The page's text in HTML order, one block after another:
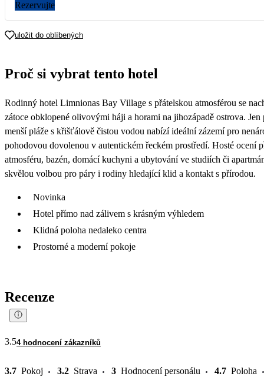
15 699
13 969 14 249
12 959
Rezervujte
uložit do oblíbených
Proč si vybrat tento hotel
Rodinný hotel Limnionas Bay Village s přátelskou atmosférou se
zátoce obklopené olivovými háji a horami na jihozápadě ostrova.
menší pláže s křišťálově čistou vodou nabízí ideální zázemí pro
pohodovou dovolenou v autentickém řeckém prostředí. Hosté ocení
atmosféru, bazén, domácí kuchyni a ubytování ve studiích či
skvělou volbou pro páry i rodiny hledající klid a kontakt s přírodou.
Novinka
Hotel přímo nad zálivem s krásným výhledem
Klidná poloha nedaleko centra
Prostorné a moderní pokoje
Recenze
3.54 hodnocení zákazníků
3.7 Pokoj 3.2 Strava 3 Hodnocení personálu 4.7 Poloha